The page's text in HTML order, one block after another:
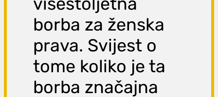
borba za ženska
prava. Svijest o
tome koliko je ta
borba značajna